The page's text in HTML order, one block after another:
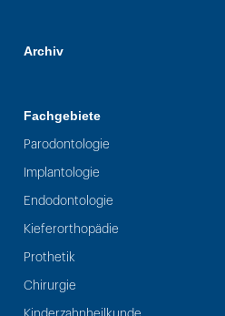
Archiv
Fachgebiete
Parodontologie
Implantologie
Endodontologie
Kieferorthopädie
Prothetik
Chirurgie
Kinderzahnheilkunde